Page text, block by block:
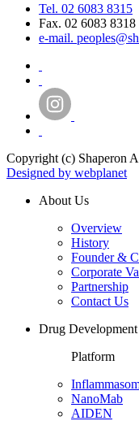
Tel. 02 6083 8315
Fax. 02 6083 8318
e-mail.
Copyright (c) Shaperon
Designed by webplanet
About Us
Overview
History
Founder &
Corporate
Partnership
Contact Us
Drug Development
Platform
NanoMab
AIDEN